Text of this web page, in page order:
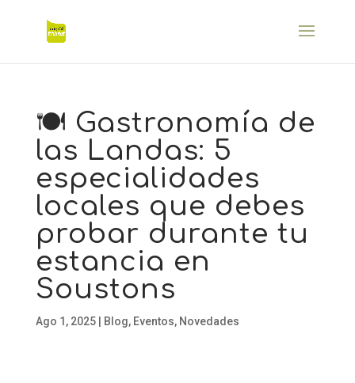
🍽️ Gastronomía de
las Landas: 5
especialidades
locales que debes
probar durante tu
estancia en
Soustons
Ago 1, 2025| Blog, Eventos, Novedades